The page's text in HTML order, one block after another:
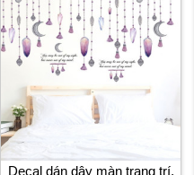
Decal dán dây màn trang trí,